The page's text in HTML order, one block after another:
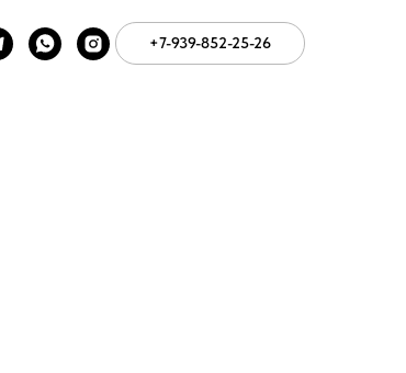
+7-939-852-25-26